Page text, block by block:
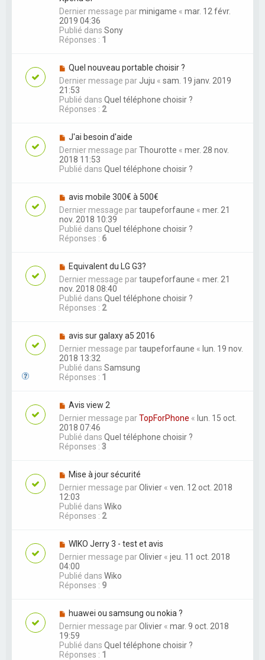
Dernier message parminigame « mar. 12 févr.
2019 04:36
Publié dans Sony
Réponses : 1
Quel nouveau portable choisir ?
Dernier message par Juju « sam. 19 janv. 2019
21:53
Publié dans Quel téléphone choisir ?
Réponses : 2
J'ai besoin d'aide
Dernier message parThourotte « mer. 28 nov.
2018 11:53
Publié dans Quel téléphone choisir ?
avis mobile 300€ à 500€
Dernier message partaupeforfaune « mer. 21
nov. 2018 10:39
Publié dans Quel téléphone choisir ?
Réponses : 6
Equivalent du LG G3?
Dernier message partaupeforfaune « mer. 21
nov. 2018 08:40
Publié dans Quel téléphone choisir ?
Réponses : 2
avis sur galaxy a5 2016
Dernier message partaupeforfaune « lun. 19 nov.
2018 13:32
Publié dans Samsung
Réponses : 1
Avis view 2
Dernier message parTopForPhone « lun. 15 oct.
2018 07:46
Publié dans Quel téléphone choisir ?
Réponses : 3
Mise à jour sécurité
Dernier message parOlivier « ven. 12 oct. 2018
12:03
Publié dans Wiko
Réponses : 2
WIKO Jerry 3 - test et avis
Dernier message parOlivier « jeu. 11 oct. 2018
04:00
Publié dans Wiko
Réponses : 9
huawei ou samsung ou nokia ?
Dernier message parOlivier « mar. 9 oct. 2018
19:59
Publié dans Quel téléphone choisir ?
Réponses : 1